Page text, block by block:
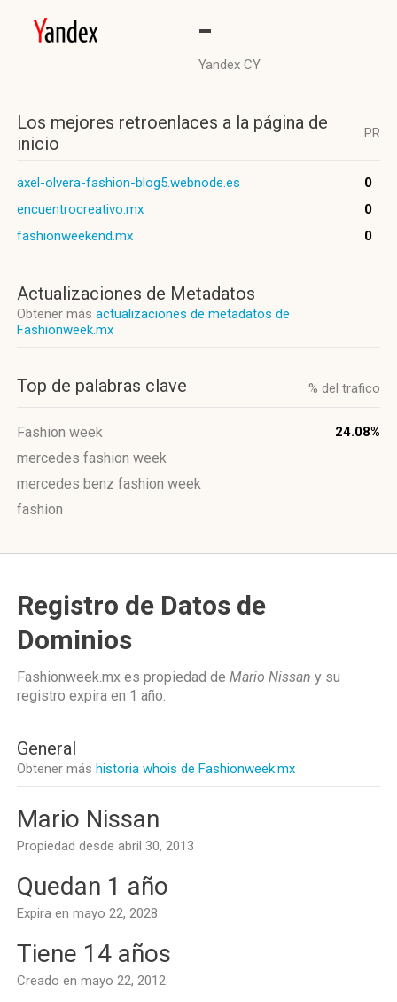
-
Yandex CY
Los mejores retroenlaces a la página de
inicio
PR
axel-olvera-fashion-blog5.webnode.es
0
encuentrocreativo.mx
0
fashionweekend.mx
0
Actualizaciones de Metadatos
Obtener más actualizaciones de metadatos de
Fashionweek.mx
Top de palabras clave % del trafico
Fashion week 24.08%
mercedes fashion week
mercedes benz fashion week
fashion
Registro de Datos de
Dominios
Fashionweek.mx es propiedad de Mario Nissan y su
registro expira en 1 año.
General
Obtener más historia whois de Fashionweek.mx
Mario Nissan
Propiedad desde abril 30, 2013
Quedan 1 año
Expira en mayo 22, 2028
Tiene 14 años
Creado en mayo 22, 2012